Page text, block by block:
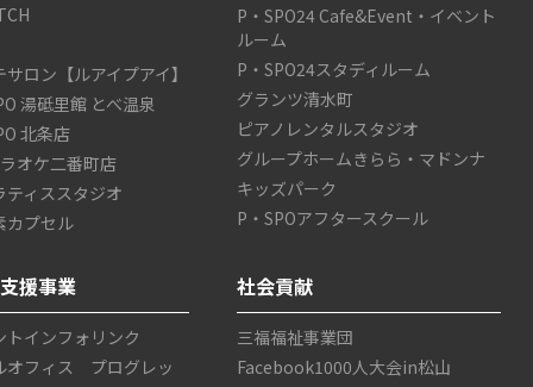
ロン【ルアイプアイ】
湯砥里館 とべ温泉
北条店
オケ二番町店
ティススタジオ
カプセル
P・SPO24 Cafe&Event・イベント
ルーム
P・SPO24スタディルーム
グランツ清水町
ピアノレンタルスタジオ
グループホームきらら・マドンナ
キッズパーク
P・SPOアフタースクール
援事業
トインフォリンク
オフィス プログレッ
社会貢献
三福福祉事業団
Facebook1000人大会in松山